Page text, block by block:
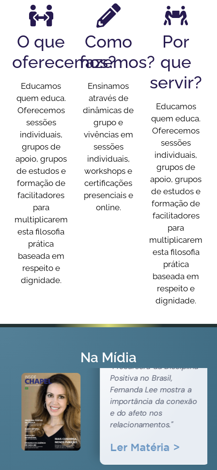
O que
oferecemos?
Educamos
quem educa.
Oferecemos
sessões
individuais,
grupos de
apoio, grupos
de estudos e
formação de
facilitadores
para
multiplicarem
esta filosofia
prática
baseada em
respeito e
dignidade.
Como
fazemos?
Ensinamos
através de
dinâmicas de
grupo e
vivências em
sessões
individuais,
workshops e
certificações
presenciais e
online.
Por
que
servir?
Educamos
quem educa.
Oferecemos
sessões
individuais,
grupos de
apoio, grupos
de estudos e
formação de
facilitadores
para
multiplicarem
esta filosofia
prática
baseada em
respeito e
dignidade.
Na Mídia
"Precursora da Disciplina
Positiva no Brasil,
Fernanda Lee mostra a
importância da conexão
e do afeto nos
relacionamentos."
Ler Matéria >